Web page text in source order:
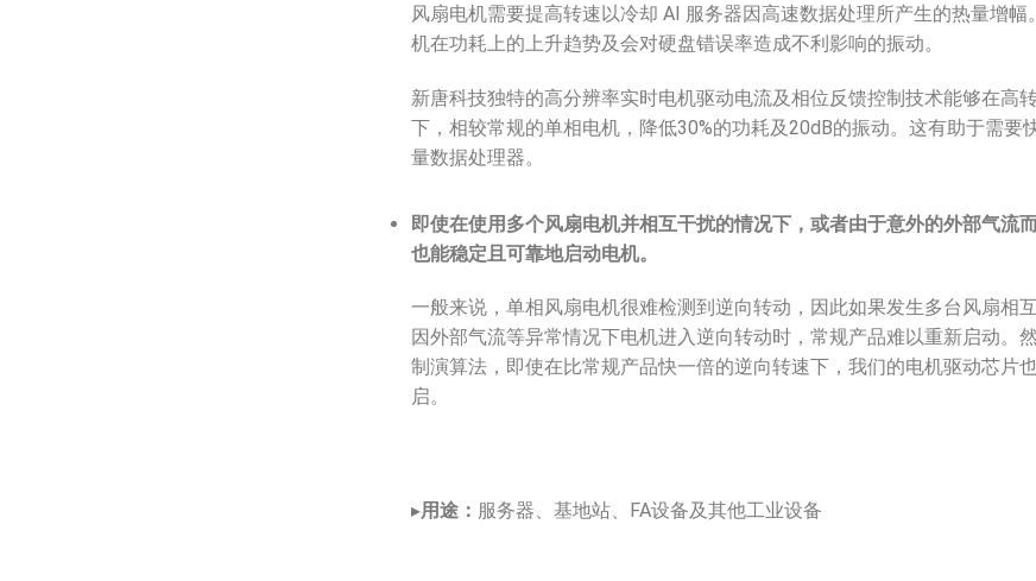
风扇电机需要提高转速以冷却 AI 服务器因高速数据处理所产生的热量增
机在功耗上的上升趋势及会对硬盘错误率造成不利影响的振动。
新唐科技独特的高分辨率实时电机驱动电流及相位反馈控制技术能够在高
下，相较常规的单相电机，降低30%的功耗及20dB的振动。这有助于需要
量数据处理器。
即使在使用多个风扇电机并相互干扰的情况下，或者由于意外的外部气流
也能稳定且可靠地启动电机。
一般来说，单相风扇电机很难检测到逆向转动，因此如果发生多台风扇相
因外部气流等异常情况下电机进入逆向转动时，常规产品难以重新启动。
制演算法，即使在比常规产品快一倍的逆向转速下，我们的电机驱动芯片
启。
▸用途： 服务器、基地站、FA设备及其他工业设备